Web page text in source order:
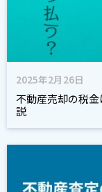
2025年2月26日
不動産売却の税
説